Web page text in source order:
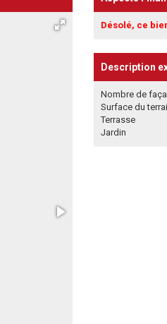
Désolé, ce
Description
Nombre de
Surface du
Terrasse
Jardin